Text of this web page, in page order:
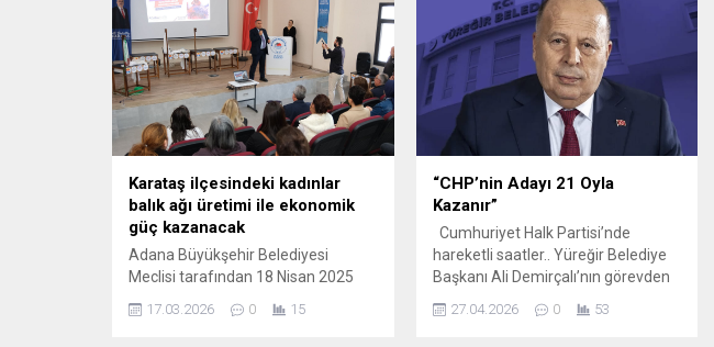
Mahallesi’nde Ceviz toplamak için
ağaca çıkan Yusuf Günar, elektrik
akımına kapıldı. Dengesini kaybeden
Günar, metrelerce yükseklikten
düştü....
davadan dolayı İçişleri Bakanlığı
tarafından görevden uzaklaştırma
kararı verilen CHP’li Yüreğir Belediye
Başkanı Ali Demirçalı’ya destek
vermek için binlerce Adanalı
Yüreğir...
Karataş ilçesindeki kadınlar
balık ağı üretimi ile ekonomik
güç kazanacak
Adana Büyükşehir Belediyesi
Meclisi tarafından 18 Nisan 2025
doğrultusunda, Adana ili sınırları
17.03.2026 0 15
“CHP’nin Adayı 21 Oyla
Kazanır”
Cumhuriyet Halk Partisi’nde
hareketli saatler.. Yüreğir Belediye
Başkanı Ali Demirçalı’nın görevden
Vekili vekili seçileceği noktasında
27.04.2026 0 53